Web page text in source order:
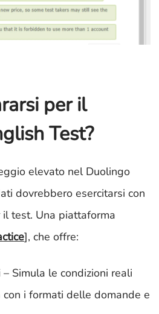
per il
Test?
elevato nel Duolingo
dovrebbero esercitarsi con
test. Una piattaforma
], che offre:
Simula le condizioni reali
i formati delle domande e